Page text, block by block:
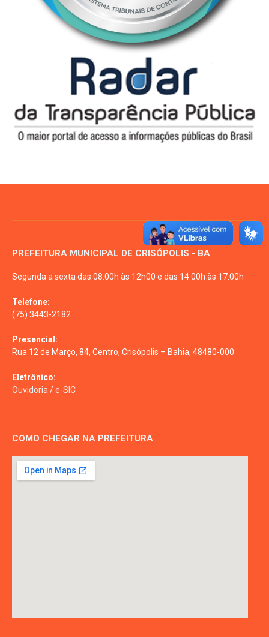
PREFEITURA MUNICIPAL DE CRISÓPOLIS - BA
Segunda a sexta das 08:00h às 12h00 e das 14:00h às 17:00h
Telefone:
(75) 3443-2182
Presencial:
Rua 12 de Março, 84, Centro, Crisópolis – Bahia, 48480-000
Eletrônico:
Ouvidoria/e-SIC
COMO CHEGAR NA PREFEITURA